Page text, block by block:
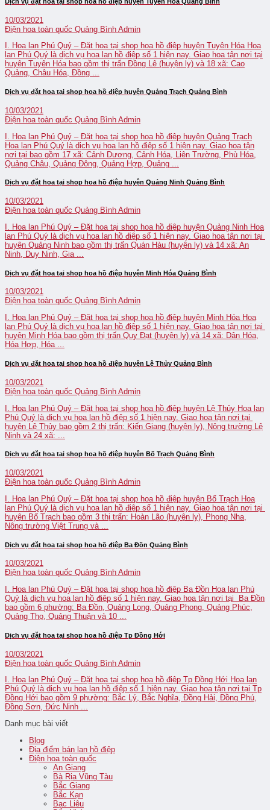
10/03/2021
Điện hoa toàn quốc Quảng Bình Admin
I. Hoa lan Phú Quý – Đặt hoa tại shop hoa hồ điệp huyện Tuyên Hóa Hoa
lan Phú Quý là dịch vụ hoa lan hồ điệp số 1 hiện nay. Giao hoa tận nơi tại
huyện Tuyên Hóa bao gồm thị trấn Đồng Lê (huyện lỵ) và 18 xã: Cao
Quảng, Châu Hóa, Đồng ...
Dịch vụ đặt hoa tại shop hoa hồ điệp huyện Quảng Trạch Quảng Bình
10/03/2021
Điện hoa toàn quốc Quảng Bình Admin
I. Hoa lan Phú Quý – Đặt hoa tại shop hoa hồ điệp huyện Quảng Trạch
Hoa lan Phú Quý là dịch vụ hoa lan hồ điệp số 1 hiện nay. Giao hoa tận
nơi tại bao gồm 17 xã: Cảnh Dương, Cảnh Hóa, Liên Trường, Phù Hóa,
Quảng Châu, Quảng Đông, Quảng Hợp, Quảng ...
Dịch vụ đặt hoa tại shop hoa hồ điệp huyện Quảng Ninh Quảng Bình
10/03/2021
Điện hoa toàn quốc Quảng Bình Admin
I. Hoa lan Phú Quý – Đặt hoa tại shop hoa hồ điệp huyện Quảng Ninh Hoa
lan Phú Quý là dịch vụ hoa lan hồ điệp số 1 hiện nay. Giao hoa tận nơi tại
huyện Quảng Ninh bao gồm thị trấn Quán Hàu (huyện lỵ) và 14 xã: An
Ninh, Duy Ninh, Gia ...
Dịch vụ đặt hoa tại shop hoa hồ điệp huyện Minh Hóa Quảng Bình
10/03/2021
Điện hoa toàn quốc Quảng Bình Admin
I. Hoa lan Phú Quý – Đặt hoa tại shop hoa hồ điệp huyện Minh Hóa Hoa
lan Phú Quý là dịch vụ hoa lan hồ điệp số 1 hiện nay. Giao hoa tận nơi tại
huyện Minh Hóa bao gồm thị trấn Quy Đạt (huyện lỵ) và 14 xã: Dân Hóa,
Hóa Hợp, Hóa ...
Dịch vụ đặt hoa tại shop hoa hồ điệp huyện Lệ Thủy Quảng Bình
10/03/2021
Điện hoa toàn quốc Quảng Bình Admin
I. Hoa lan Phú Quý – Đặt hoa tại shop hoa hồ điệp huyện Lệ Thủy Hoa lan
Phú Quý là dịch vụ hoa lan hồ điệp số 1 hiện nay. Giao hoa tận nơi tại
huyện Lệ Thủy bao gồm 2 thị trấn: Kiến Giang (huyện lỵ), Nông trường Lệ
Ninh và 24 xã: ...
Dịch vụ đặt hoa tại shop hoa hồ điệp huyện Bố Trạch Quảng Bình
10/03/2021
Điện hoa toàn quốc Quảng Bình Admin
I. Hoa lan Phú Quý – Đặt hoa tại shop hoa hồ điệp huyện Bố Trạch Hoa
lan Phú Quý là dịch vụ hoa lan hồ điệp số 1 hiện nay. Giao hoa tận nơi tại
huyện Bố Trạch bao gồm 3 thị trấn: Hoàn Lão (huyện lỵ), Phong Nha,
Nông trường Việt Trung và ...
Dịch vụ đặt hoa tại shop hoa hồ điệp Ba Đồn Quảng Bình
10/03/2021
Điện hoa toàn quốc Quảng Bình Admin
I. Hoa lan Phú Quý – Đặt hoa tại shop hoa hồ điệp Ba Đồn Hoa lan Phú
Quý là dịch vụ hoa lan hồ điệp số 1 hiện nay. Giao hoa tận nơi tại Ba Đồn
bao gồm 6 phường: Ba Đồn, Quảng Long, Quảng Phong, Quảng Phúc,
Quảng Thọ, Quảng Thuận và 10 ...
Dịch vụ đặt hoa tại shop hoa hồ điệp Tp Đồng Hới
10/03/2021
Điện hoa toàn quốc Quảng Bình Admin
I. Hoa lan Phú Quý – Đặt hoa tại shop hoa hồ điệp Tp Đồng Hới Hoa lan
Phú Quý là dịch vụ hoa lan hồ điệp số 1 hiện nay. Giao hoa tận nơi tại Tp
Đồng Hới bao gồm 9 phường: Bắc Lý, Bắc Nghĩa, Đồng Hải, Đồng Phú,
Đồng Sơn, Đức Ninh ...
Danh mục bài viết
Blog
Địa điểm bán lan hồ điệp
Điện hoa toàn quốc
An Giang
Bà Rịa Vũng Tàu
Bắc Giang
Bắc Kạn
Bạc Liêu